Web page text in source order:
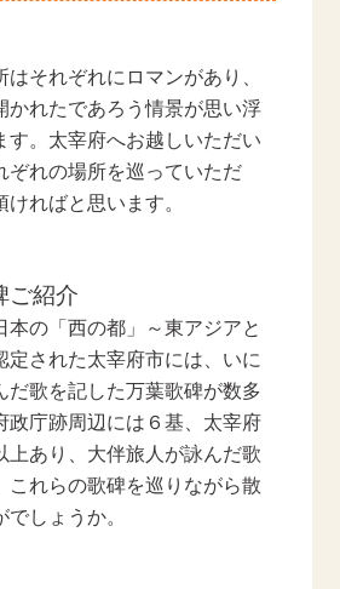
はそれぞれにロマンがあり、
かれたであろう情景が思い浮
す。太宰府へお越しいただい
ぞれの場所を巡っていただ
ればと思います。
ご紹介
の「西の都」～東アジアと
定された太宰府市には、いに
だ歌を記した万葉歌碑が数多
政庁跡周辺には６基、太宰府
上あり、大伴旅人が詠んだ歌
これらの歌碑を巡りながら散
しょうか。